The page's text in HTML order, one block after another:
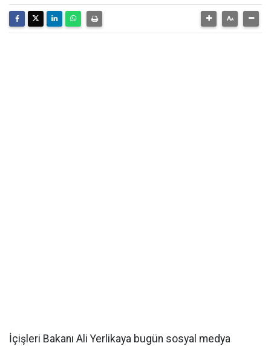
İçişleri Bakanı Ali Yerlikaya bugün sosyal medya